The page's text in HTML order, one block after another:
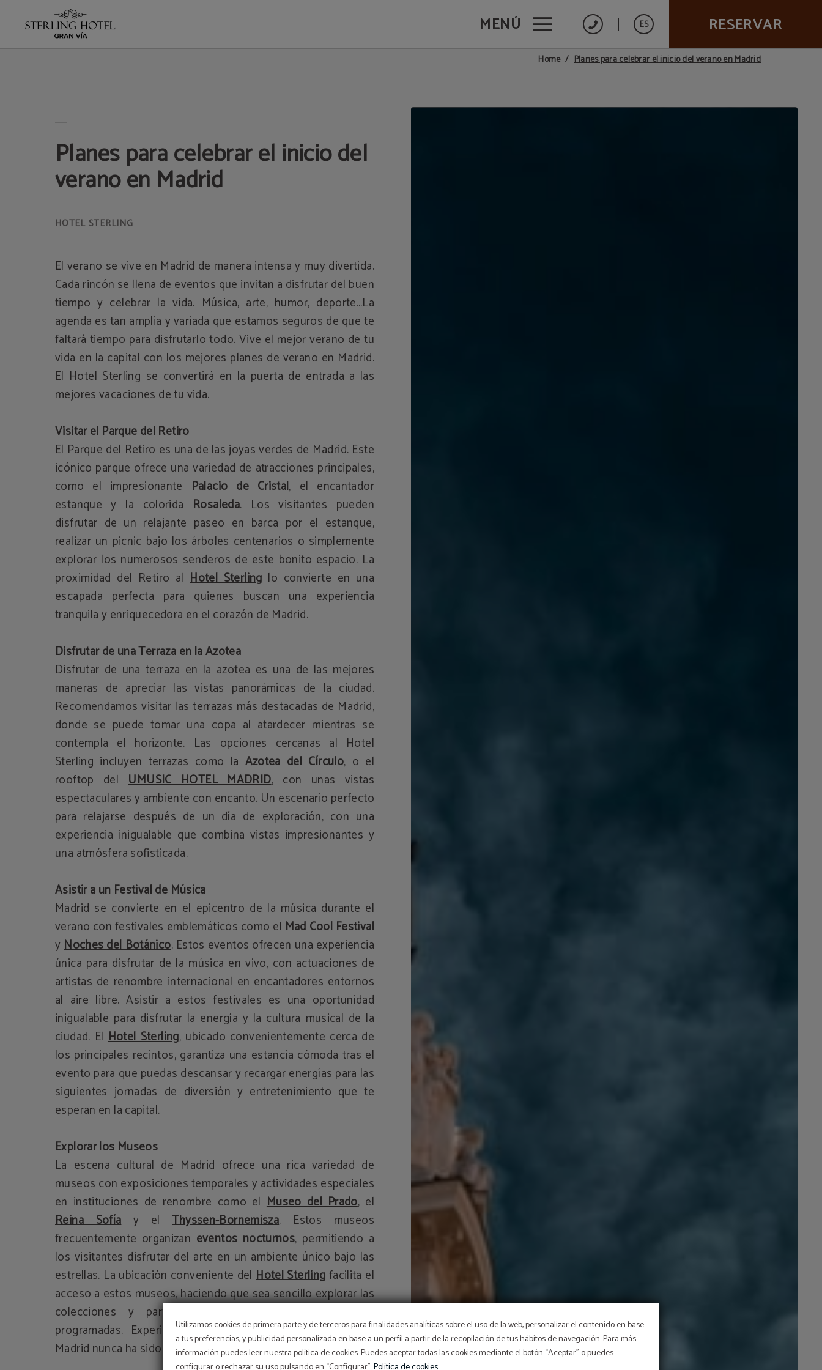
Utilizamos cookies de primera parte y de terceros para finalidades analíticas sobre el uso de la web, personalizar el contenido en base
a tus preferencias, y publicidad personalizada en base a un perfil a partir de la recopilación de tus hábitos de navegación. Para más
información puedes leer nuestra política de cookies. Puedes aceptar todas las cookies mediante el botón “Aceptar” o puedes
MENÚ ES RESERVAR
Planes Para Celebrar El Inicio Del Verano En Madrid del Hotel Sterling en Madrid. Web Oficial.
Home Planes para celebrar el inicio del verano en Madrid
Planes para celebrar el inicio del
verano en Madrid
El verano se vive en Madrid de manera intensa y muy divertida.
Cada rincón se llena de eventos que invitan a disfrutar del buen
tiempo y celebrar la vida. Música, arte, humor, deporte…La
agenda es tan amplia y variada que estamos seguros de que te
faltará tiempo para disfrutarlo todo. Vive el mejor verano de tu
vida en la capital con los mejores planes de verano en Madrid.
El Hotel Sterling se convertirá en la puerta de entrada a las
mejores vacaciones de tu vida.
Visitar el Parque del Retiro
El Parque del Retiro es una de las joyas verdes de Madrid. Este
icónico parque ofrece una variedad de atracciones principales,
como el impresionantePalacio de Cristal, el encantador
estanque y la colorida Rosaleda. Los visitantes pueden
disfrutar de un relajante paseo en barca por el estanque,
realizar un picnic bajo los árboles centenarios o simplemente
explorar los numerosos senderos de este bonito espacio. La
proximidad del Retiro alHotel Sterling lo convierte en una
escapada perfecta para quienes buscan una experiencia
tranquila y enriquecedora en el corazón de Madrid.
Disfrutar de una Terraza en la Azotea
Disfrutar de una terraza en la azotea es una de las mejores
maneras de apreciar las vistas panorámicas de la ciudad.
Recomendamos visitar las terrazas más destacadas de Madrid,
donde se puede tomar una copa al atardecer mientras se
contempla el horizonte. Las opciones cercanas al Hotel
Sterling incluyen terrazas como laAzotea del Círculo, o el
rooftop delUMUSIC HOTEL MADRID, con unas vistas
espectaculares y ambiente con encanto. Un escenario perfecto
para relajarse después de un día de exploración, con una
experiencia inigualable que combina vistas impresionantes y
una atmósfera sofisticada.
Asistir a un Festival de Música
Madrid se convierte en el epicentro de la música durante el
verano con festivales emblemáticos como elMad Cool Festival
yNoches del Botánico. Estos eventos ofrecen una experiencia
única para disfrutar de la música en vivo, con actuaciones de
artistas de renombre internacional en encantadores entornos
al aire libre. Asistir a estos festivales es una oportunidad
inigualable para disfrutar la energía y la cultura musical de la
ciudad. ElHotel Sterling, ubicado convenientemente cerca de
los principales recintos, garantiza una estancia cómoda tras el
evento para que puedas descansar y recargar energías para las
siguientes jornadas de diversión y entretenimiento que te
esperan en la capital.
Explorar los Museos
La escena cultural de Madrid ofrece una rica variedad de
museos con exposiciones temporales y actividades especiales
en instituciones de renombre como el Museo del Prado, el
Reina Sofíay elThyssen-Bornemisza. Estos museos
frecuentemente organizaneventos nocturnos, permitiendo a
los visitantes disfrutar del arte en un ambiente único bajo las
estrellas. La ubicación conveniente delHotel Sterlingfacilita el
acceso a estos museos, haciendo que sea sencillo explorar las
colecciones y participar en las
programadas. Experimentar la vibrante escena artística de
Madrid nunca ha sido tan accesible y emocionante.